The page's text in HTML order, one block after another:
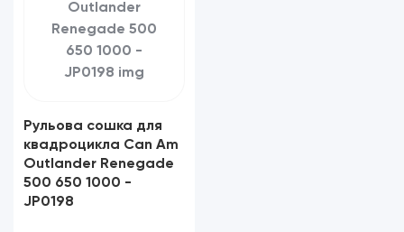
Рульова сошка для
квадроцикла Can Am
Outlander Renegade
500 650 1000 -
JP0198